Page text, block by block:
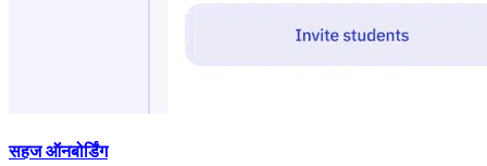
सहज ऑनबोर्डिंग